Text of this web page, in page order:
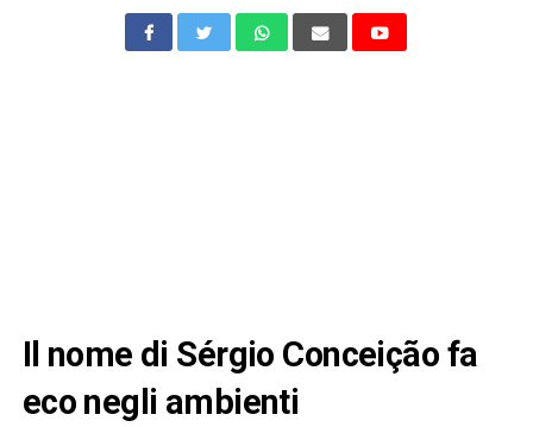
Il nome di Sérgio Conceição fa
eco negli ambienti